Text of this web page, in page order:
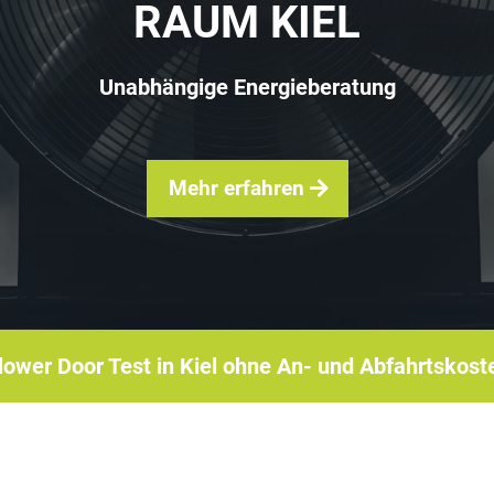
RAUM KIEL
Unabhängige Energieberatung
Mehr erfahren
Door Test in Kiel ohne An- und